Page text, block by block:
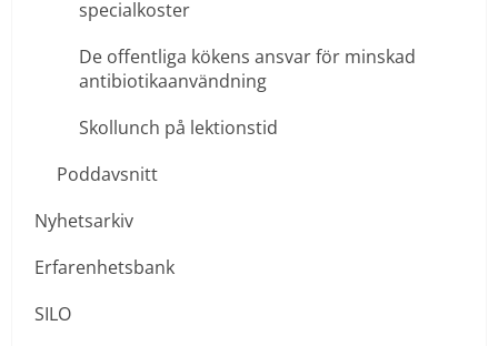
specialkoster
De offentliga kökens ansvar för minskad
antibiotikaanvändning
Skollunch på lektionstid
Poddavsnitt
Nyhetsarkiv
Erfarenhetsbank
SILO